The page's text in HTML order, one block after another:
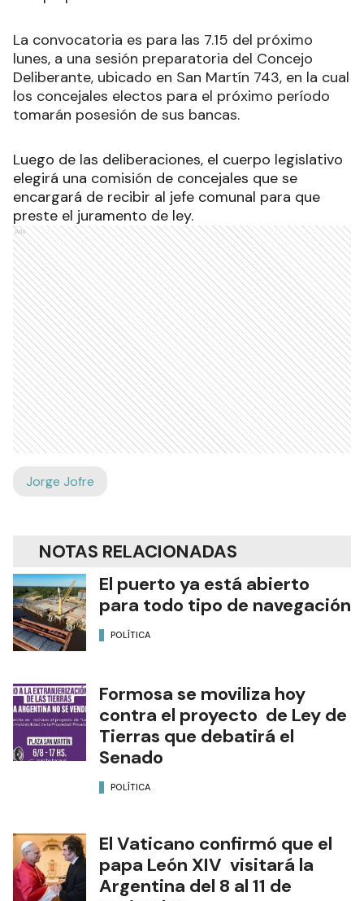
La convocatoria es para las 7.15 del próximo
lunes, a una sesión preparatoria del Concejo
Deliberante, ubicado en San Martín 743, en la cual
los concejales electos para el próximo período
tomarán posesión de sus bancas.
Luego de las deliberaciones, el cuerpo legislativo
elegirá una comisión de concejales que se
encargará de recibir al jefe comunal para que
preste el juramento de ley.
Ads
Jorge Jofre
NOTAS RELACIONADAS
El puerto ya está abierto
para todo tipo de navegación
POLÍTICA
Formosa se moviliza hoy
contra el proyecto de Ley de
Tierras que debatirá el
Senado
POLÍTICA
El Vaticano confirmó que el
papa León XIV visitará la
Argentina del 8 al 11 de